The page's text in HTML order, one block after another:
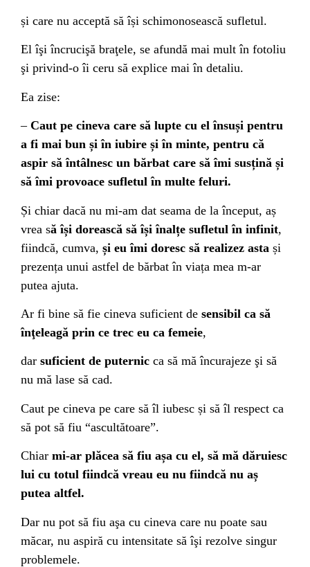
și care nu acceptă să își schimonosească sufletul.
El îşi încrucişă braţele, se afundă mai mult în fotoliu
şi privind-o îi ceru să explice mai în detaliu.
Ea zise:
– Caut pe cineva care să lupte cu el însuși pentru
a fi mai bun și în iubire și în minte, pentru că
aspir să întâlnesc un bărbat care să îmi susțină și
să îmi provoace sufletul în multe feluri.
Și chiar dacă nu mi-am dat seama de la început, aș
vrea să își dorească să își înalțe sufletul în infinit,
fiindcă, cumva, și eu îmi doresc să realizez asta și
prezența unui astfel de bărbat în viața mea m-ar
putea ajuta.
Ar fi bine să fie cineva suficient de sensibil ca să
înţeleagă prin ce trec eu ca femeie,
dar suficient de puternic ca să mă încurajeze şi să
nu mă lase să cad.
Caut pe cineva pe care să îl iubesc și să îl respect ca
să pot să fiu “ascultătoare”.
Chiar mi-ar plăcea să fiu așa cu el, să mă dăruiesc
lui cu totul fiindcă vreau eu nu fiindcă nu aș
putea altfel.
Dar nu pot să fiu aşa cu cineva care nu poate sau
măcar, nu aspiră cu intensitate să îşi rezolve singur
problemele.